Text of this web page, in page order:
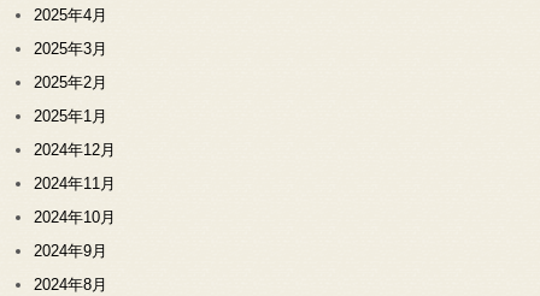
2025年4月
2025年3月
2025年2月
2025年1月
2024年12月
2024年11月
2024年10月
2024年9月
2024年8月